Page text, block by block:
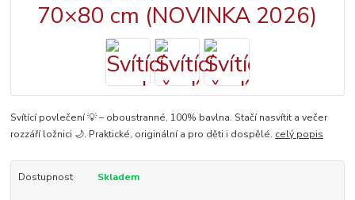
Svítící povlečení 💡 – oboustranné, 100% bavlna. Stačí nasvítit a večer
rozzáří ložnici 🌙. Praktické, originální a pro děti i dospělé. celý popis
Dostupnost Skladem